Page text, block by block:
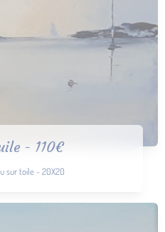
- 110€
sur toile - 20X20